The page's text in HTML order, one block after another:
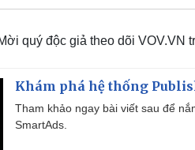
quý độc giả theo dõi VOV.VN
Khám phá hệ thống
Tham khảo ngay bài viết sau để
SmartAds.